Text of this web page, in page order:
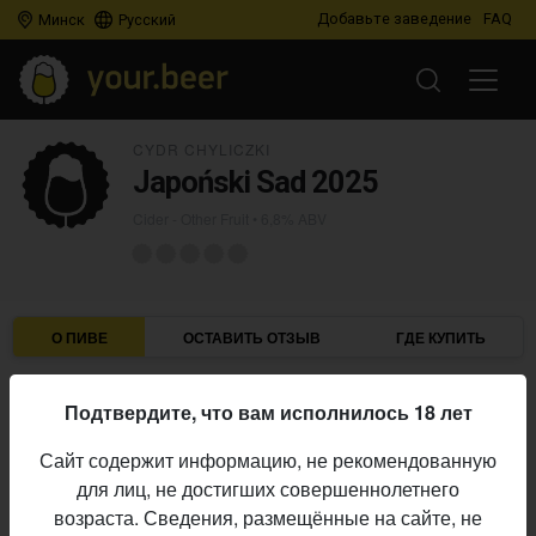
Минск Русский Добавьте заведение FAQ
Japoński Sad 2025
О ПИВЕ ОСТАВИТЬ ОТЗЫВ ГДЕ КУПИТЬ
Пивоварня:
Алкоголь:
6,8%
Начало
выпуска:
30.06.2026
Подтвердите, что вам исполнилось 18 лет
Сайт содержит информацию, не рекомендованную
для лиц, не достигших совершеннолетнего
возраста. Сведения, размещённые на сайте, не